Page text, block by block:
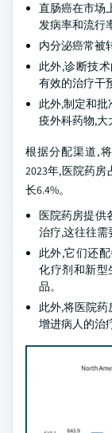
直肠癌在市场
发病率和流行
内分泌癌常被
此外,诊断技
有效的治疗干
此外,制定和
疫外科药物,大
根据分配渠道,
2023年,医院药房
长6.4%。
医院药房提供
治疗,这往往需
此外,它们还
化疗剂和新型
品。
此外,将医院
增进病人的治